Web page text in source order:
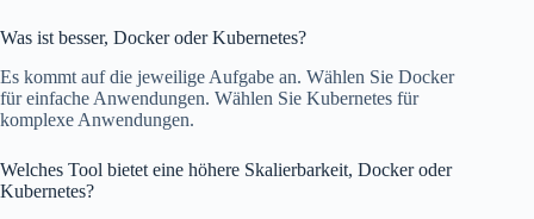
Was ist besser, Docker oder Kubernetes?
Es kommt auf die jeweilige Aufgabe an. Wählen Sie Docker
für einfache Anwendungen. Wählen Sie Kubernetes für
komplexe Anwendungen.
Welches Tool bietet eine höhere Skalierbarkeit, Docker oder
Kubernetes?